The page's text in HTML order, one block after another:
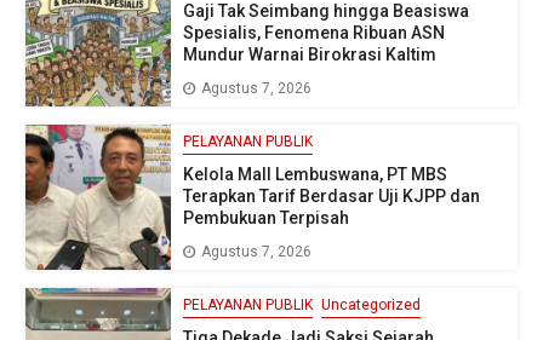
Gaji Tak Seimbang hingga Beasiswa
Spesialis, Fenomena Ribuan ASN
Mundur Warnai Birokrasi Kaltim
Agustus 7, 2026
PELAYANAN PUBLIK
Kelola Mall Lembuswana, PT MBS
Terapkan Tarif Berdasar Uji KJPP dan
Pembukuan Terpisah
Agustus 7, 2026
PELAYANAN PUBLIK Uncategorized